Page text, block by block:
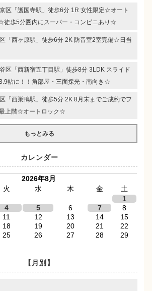
京区「護国寺駅」徒歩6分 1R 女性限定☆オート
歩5分圏内にスーパー・コンビニあり☆
区「西ヶ原駅」徒歩6分 2K 防音室2室完備☆日当
区「西新宿五丁目駅」徒歩8分 3LDK スライド
帖に！！角部屋・三面採光・南向き☆
「西巣鴨駅」徒歩5分 2K 8月末までご成約でフ
上階☆オートロック☆
もっとみる
カレンダー
2026年8月
火 水 木 金
土
1
4 5 6 7
8
11 12 13 14
15
18 19 20 21
22
25 26 27 28
29
【月別】